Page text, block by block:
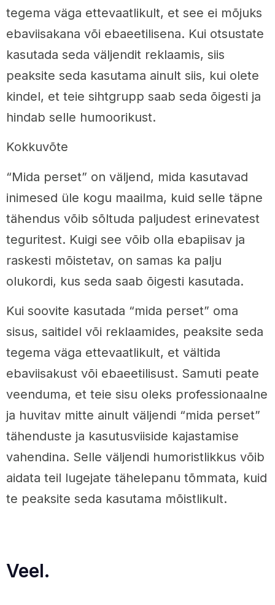
tegema väga ettevaatlikult, et see ei mõjuks
ebaviisakana või ebaeetilisena. Kui otsustate
kasutada seda väljendit reklaamis, siis
peaksite seda kasutama ainult siis, kui olete
kindel, et teie sihtgrupp saab seda õigesti ja
hindab selle humoorikust.
Kokkuvõte
“Mida perset” on väljend, mida kasutavad
inimesed üle kogu maailma, kuid selle täpne
tähendus võib sõltuda paljudest erinevatest
teguritest. Kuigi see võib olla ebapiisav ja
raskesti mõistetav, on samas ka palju
olukordi, kus seda saab õigesti kasutada.
Kui soovite kasutada “mida perset” oma
sisus, saitidel või reklaamides, peaksite seda
tegema väga ettevaatlikult, et vältida
ebaviisakust või ebaeetilisust. Samuti peate
veenduma, et teie sisu oleks professionaalne
ja huvitav mitte ainult väljendi “mida perset”
tähenduste ja kasutusviiside kajastamise
vahendina. Selle väljendi humoristlikkus võib
aidata teil lugejate tähelepanu tõmmata, kuid
te peaksite seda kasutama mõistlikult.
Veel.